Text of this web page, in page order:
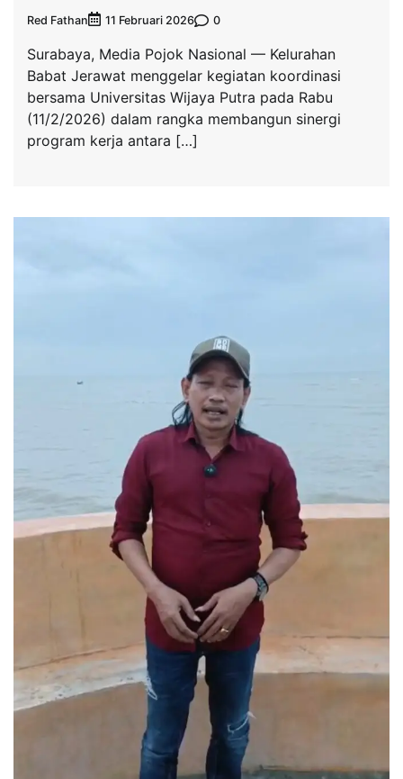
Red Fathan 11 Februari 2026 0
Surabaya, Media Pojok Nasional — Kelurahan
Babat Jerawat menggelar kegiatan koordinasi
bersama Universitas Wijaya Putra pada Rabu
(11/2/2026) dalam rangka membangun sinergi
program kerja antara […]